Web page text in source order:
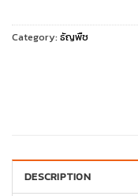
Category: ธัญพืช
DESCRIPTION